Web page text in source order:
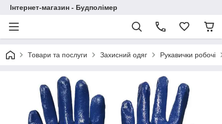
Інтернет-магазин - Будполімер
Товари та послуги Захисний одяг Рукавички робочі